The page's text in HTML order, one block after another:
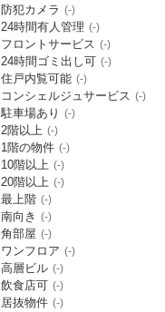
防犯カメラ (-)
24時間有人管理 (-)
フロントサービス (-)
24時間ゴミ出し可 (-)
住戸内覧可能 (-)
コンシェルジュサービス (-)
駐車場あり (-)
2階以上 (-)
1階の物件 (-)
10階以上 (-)
20階以上 (-)
最上階 (-)
南向き (-)
角部屋 (-)
ワンフロア (-)
高層ビル (-)
飲食店可 (-)
居抜物件 (-)